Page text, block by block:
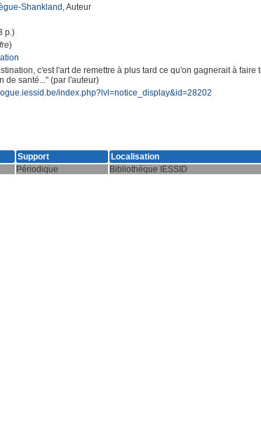
Shankland , Auteur
p.)
)
c'est l'art de remettre à plus tard ce qu'on gagnerait à
de santé..." (par l'auteur)
index.php?lvl=notice_display&id=28202
Support Localisation
Périodique Bibliothèque IESSID